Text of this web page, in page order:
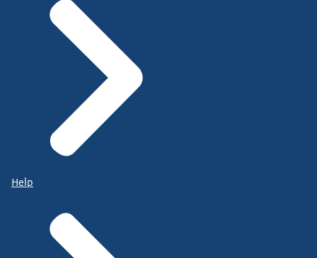
Help